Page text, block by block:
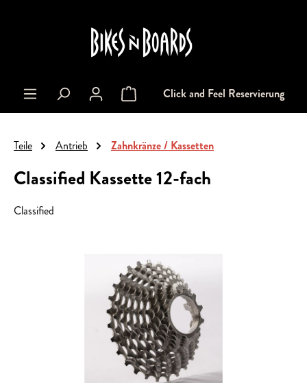
Warenkorb enthält 0 Positionen. Der
Click and Feel Reservierung
Teile Antrieb Zahnkränze / Kassetten
Classified Kassette 12-fach
Classified